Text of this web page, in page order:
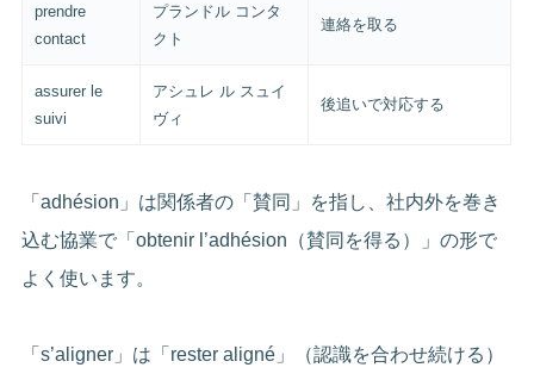
prendre
contact
プランドル コンタ
クト
連絡を取る
assurer le
suivi
アシュレ ル スュイ
ヴィ
後追いで対応する
「adhésion」は関係者の「賛同」を指し、社内外を巻き
込む協業で「obtenir l’adhésion（賛同を得る）」の形で
よく使います。
「s’aligner」は「rester aligné」（認識を合わせ続ける）